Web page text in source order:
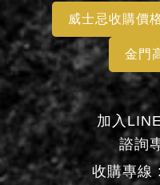
威士忌收購價
金門
加入
諮詢
收購專線